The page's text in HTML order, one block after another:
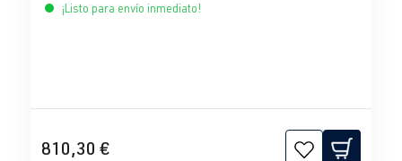
¡Listo para envío inmediato!
810,30 €